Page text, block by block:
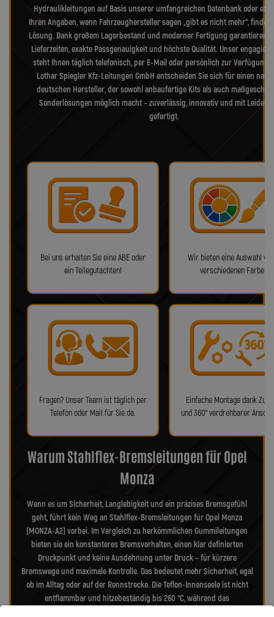
Hydraulikleitungen auf Basis unserer umfangreichen Datenbank oder
Ihren Angaben, wenn Fahrzeughersteller sagen „gibt es nicht mehr“,
Lösung. Dank großem Lagerbestand und moderner Fertigung garantieren
Lieferzeiten, exakte Passgenauigkeit und höchste Qualität. Unser
steht Ihnen täglich telefonisch, per E-Mail oder persönlich zur Verfügung.
Lothar Spiegler Kfz-Leitungen GmbH entscheiden Sie sich für einen
deutschen Hersteller, der sowohl anbaufertige Kits als auch
Sonderlösungen möglich macht – zuverlässig, innovativ und mit
gefertigt.
Bei uns erhalten Sie eine ABE oder
ein Teilegutachten!
Wir bieten eine Auswahl
verschiedenen Farben!
Fragen? Unser Team ist täglich per
Telefon oder Mail für Sie da.
Einfache Montage dank
und 360° verdrehbarer
Warum Stahlflex-Bremsleitungen für Opel
Monza
Wenn es um Sicherheit, Langlebigkeit und ein präzises Bremsgefühl
geht, führt kein Weg an Stahlflex-Bremsleitungen für Opel Monza
(MONZA-A2) vorbei. Im Vergleich zu herkömmlichen Gummileitungen
bieten sie ein konstanteres Bremsverhalten, einen klar definierten
Druckpunkt und keine Ausdehnung unter Druck – für kürzere
Bremswege und maximale Kontrolle. Das bedeutet mehr Sicherheit, egal
ob im Alltag oder auf der Rennstrecke. Die Teflon-Innenseele ist nicht
entflammbar und hitzebeständig bis 260 °C, während das